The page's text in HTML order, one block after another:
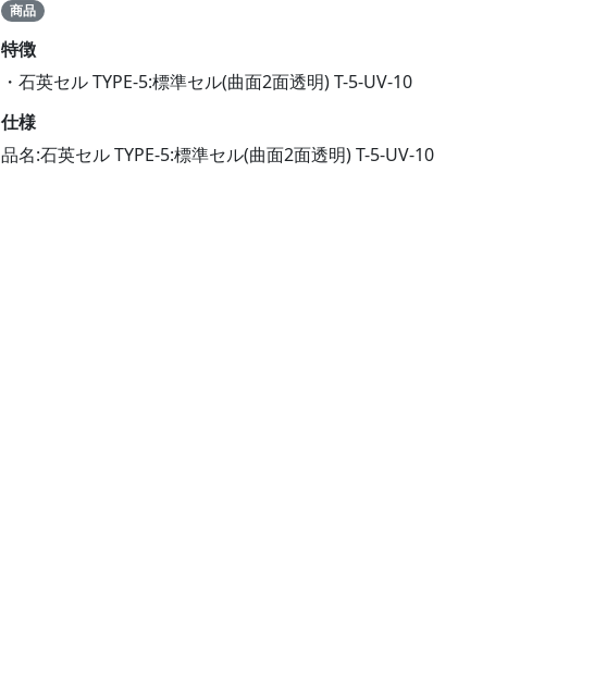
商品
特徴
・石英セル TYPE-5:標準セル(曲面2面透明) T-5-UV-10
仕様
品名:石英セル TYPE-5:標準セル(曲面2面透明) T-5-UV-10